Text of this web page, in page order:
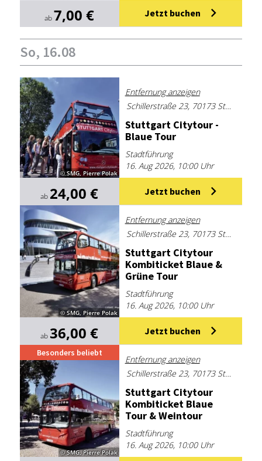
ab7,00 € Jetzt buchen
So, 16.08
© SMG, Pierre Polak
Entfernung anzeigen
Schillerstraße 23, 70173 Stuttgart
Stutt­gart Ci­ty­tour -
Blaue Tour
Stadtführung
16. Aug 2026, 10:00 Uhr
ab 24,00 € Jetzt buchen
© SMG, Pierre Polak
Entfernung anzeigen
Schillerstraße 23, 70173 Stuttgart
Stutt­gart Ci­ty­tour
Kom­bi­ti­cket Blaue &
Grü­ne Tour
Stadtführung
16. Aug 2026, 10:00 Uhr
ab 36,00 € Jetzt buchen
© SMG, Pierre Polak
Besonders beliebt
Entfernung anzeigen
Schillerstraße 23, 70173 Stuttgart
Stutt­gart Ci­ty­tour
Kom­bi­ti­cket Blaue
Tour & Wein­tour
Stadtführung
16. Aug 2026, 10:00 Uhr